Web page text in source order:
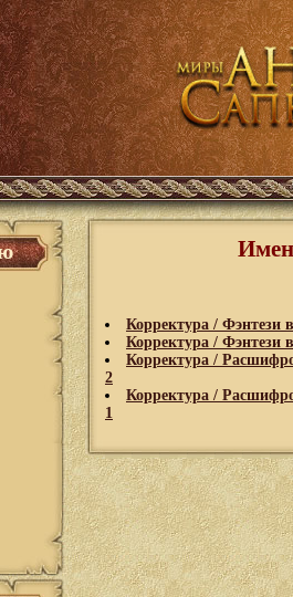
Корректура / Фэнтези
Корректура / Фэнтези
Корректура /
2
Корректура /
1